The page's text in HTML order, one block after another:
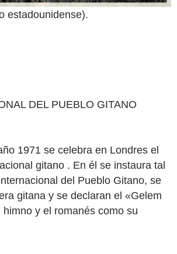
estadounidense).
DEL PUEBLO GITANO
1971 se celebra en Londres el
gitano . En él se instaura tal
del Pueblo Gitano, se
gitana y se declaran el «Gelem
y el romanés como su